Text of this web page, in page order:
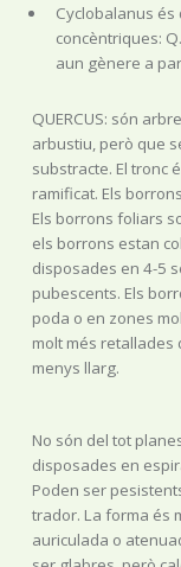
Cyclobalanus és
concèntriques:
aun gènere a
QUERCUS: són
arbustiu, però que
substracte. El tronc
ramificat. Els
Els borrons foliars
els borrons estan
disposades en 4-5
pubescents. Els
poda o en zones
molt més retallades
menys llarg.
No són del tot
disposades en
Poden ser
trador. La forma és
auriculada o